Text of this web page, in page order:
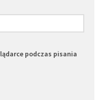
podczas pisania